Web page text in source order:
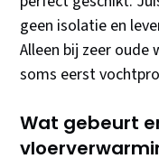
geen isolatie en
Alleen bij zeer
soms eerst
Wat gebeurt